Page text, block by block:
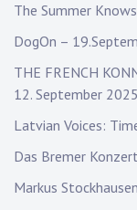
The Summer
DogOn –
THE FRENCH
12. September 2025
Latvian Voices:
Das Bremer
Markus